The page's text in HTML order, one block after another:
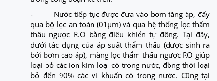
- Nước tiếp tục được đưa vào bơm tăng áp, đẩy
qua bộ lọc an toàn (01µm) và qua hệ thống lọc thẩm
thấu ngược R.O bằng điều khiển tự đông. Tại đây,
dưới tác dụng của áp suất thẩm thấu (được sinh ra
bởi bơm cao áp), màng lọc thẩm thấu ngược RO giúp
loại bỏ các ion kim loại có trong nước, đồng thời loại
bỏ đến 90% các vi khuẩn có trong nước. Cũng tại